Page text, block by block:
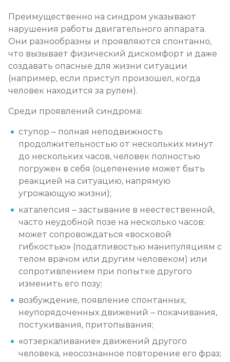
Преимущественно на синдром указывают
нарушения работы двигательного аппарата.
Они разнообразны и проявляются спонтанно,
что вызывает физический дискомфорт и даже
создавать опасные для жизни ситуации
(например, если приступ произошел, когда
человек находится за рулем).
Среди проявлений синдрома:
ступор – полная неподвижность
продолжительностью от нескольких минут
до нескольких часов, человек полностью
погружен в себя (оцепенение может быть
реакцией на ситуацию, напрямую
угрожающую жизни);
каталепсия – застывание в неестественной,
часто неудобной позе на несколько часов;
может сопровождаться «восковой
гибкостью» (податливостью манипуляциям с
телом врачом или другим человеком) или
сопротивлением при попытке другого
изменить его позу;
возбуждение, появление спонтанных,
неупорядоченных движений – покачивания,
постукивания, притопывания;
«отзеркаливание» движений другого
человека, неосознанное повторение его фраз;